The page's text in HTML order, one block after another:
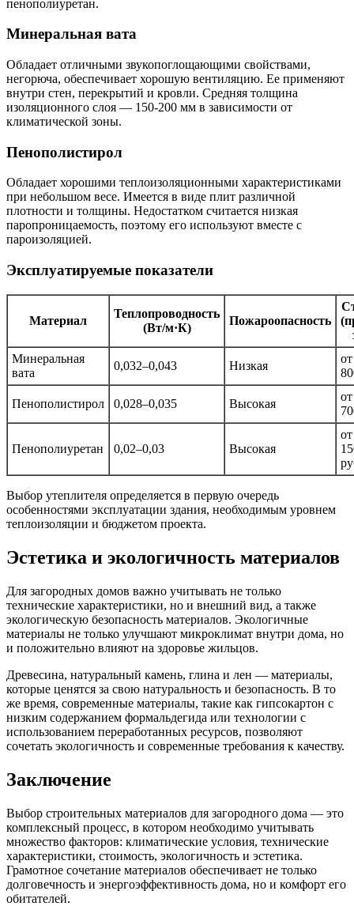
пенополиуретан.
Минеральная вата
Обладает отличными звукопоглощающими свойствами,
негорюча, обеспечивает хорошую вентиляцию. Ее применяют
внутри стен, перекрытий и кровли. Средняя толщина
изоляционного слоя — 150-200 мм в зависимости от
климатической зоны.
Пенополистирол
Обладает хорошими теплоизоляционными характеристиками
при небольшом весе. Имеется в виде плит различной
плотности и толщины. Недостатком считается низкая
паропроницаемость, поэтому его используют вместе с
пароизоляцией.
Эксплуатируемые показатели
Материал
Теплопроводность
(Вт/м·К)
Пожароопасность
Минеральная
вата
0,032–0,043 Низкая
Пенополистирол 0,028–0,035 Высокая
Пенополиуретан 0,02–0,03 Высокая
Выбор утеплителя определяется в первую очередь
особенностями эксплуатации здания, необходимым уровнем
теплоизоляции и бюджетом проекта.
Эстетика и экологичность материалов
Для загородных домов важно учитывать не только
технические характеристики, но и внешний вид, а также
экологическую безопасность материалов. Экологичные
материалы не только улучшают микроклимат внутри дома, но
и положительно влияют на здоровье жильцов.
Древесина, натуральный камень, глина и лен — материалы,
которые ценятся за свою натуральность и безопасность. В то
же время, современные материалы, такие как гипсокартон с
низким содержанием формальдегида или технологии с
использованием переработанных ресурсов, позволяют
сочетать экологичность и современные требования к качеству.
Заключение
Выбор строительных материалов для загородного дома — это
комплексный процесс, в котором необходимо учитывать
множество факторов: климатические условия, технические
характеристики, стоимость, экологичность и эстетика.
Грамотное сочетание материалов обеспечивает не только
долговечность и энергоэффективность дома, но и комфорт его
обитателей.